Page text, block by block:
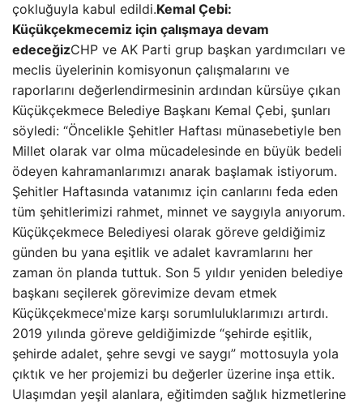
çokluğuyla kabul edildi.Kemal Çebi:
Küçükçekmecemiz için çalışmaya devam
edeceğizCHP ve AK Parti grup başkan yardımcıları ve
meclis üyelerinin komisyonun çalışmalarını ve
raporlarını değerlendirmesinin ardından kürsüye çıkan
Küçükçekmece Belediye Başkanı Kemal Çebi, şunları
söyledi: “Öncelikle Şehitler Haftası münasebetiyle ben
Millet olarak var olma mücadelesinde en büyük bedeli
ödeyen kahramanlarımızı anarak başlamak istiyorum.
Şehitler Haftasında vatanımız için canlarını feda eden
tüm şehitlerimizi rahmet, minnet ve saygıyla anıyorum.
Küçükçekmece Belediyesi olarak göreve geldiğimiz
günden bu yana eşitlik ve adalet kavramlarını her
zaman ön planda tuttuk. Son 5 yıldır yeniden belediye
başkanı seçilerek görevimize devam etmek
Küçükçekmece'mize karşı sorumluluklarımızı artırdı.
2019 yılında göreve geldiğimizde “şehirde eşitlik,
şehirde adalet, şehre sevgi ve saygı” mottosuyla yola
çıktık ve her projemizi bu değerler üzerine inşa ettik.
Ulaşımdan yeşil alanlara, eğitimden sağlık hizmetlerine